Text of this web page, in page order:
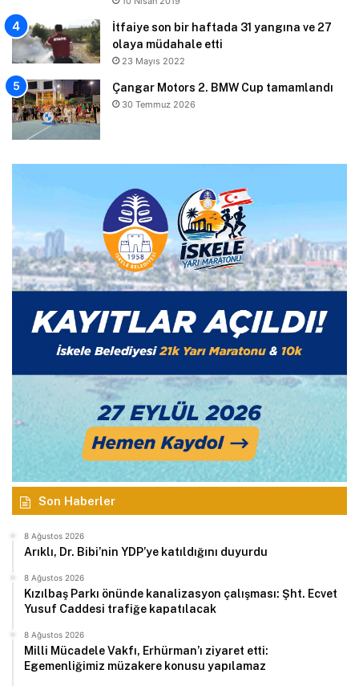
İtfaiye son bir haftada 31 yangına ve 27
olaya müdahale etti
23 Mayıs 2022
Çangar Motors 2. BMW Cup tamamlandı
30 Temmuz 2026
Son Haberler
8 Ağustos 2026
Arıklı, Dr. Bibi’nin YDP’ye katıldığını duyurdu
8 Ağustos 2026
Kızılbaş Parkı önünde kanalizasyon çalışması: Şht. Ecvet
Yusuf Caddesi trafiğe kapatılacak
8 Ağustos 2026
Milli Mücadele Vakfı, Erhürman’ı ziyaret etti:
Egemenliğimiz müzakere konusu yapılamaz